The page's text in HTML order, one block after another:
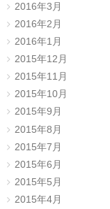
2016年3月
2016年2月
2016年1月
2015年12月
2015年11月
2015年10月
2015年9月
2015年8月
2015年7月
2015年6月
2015年5月
2015年4月